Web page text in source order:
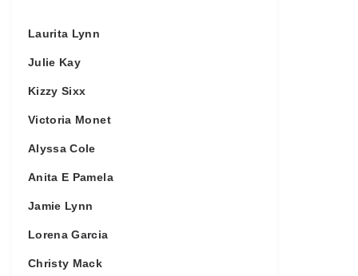
Laurita Lynn
Julie Kay
Kizzy Sixx
Victoria Monet
Alyssa Cole
Anita E Pamela
Jamie Lynn
Lorena Garcia
Christy Mack